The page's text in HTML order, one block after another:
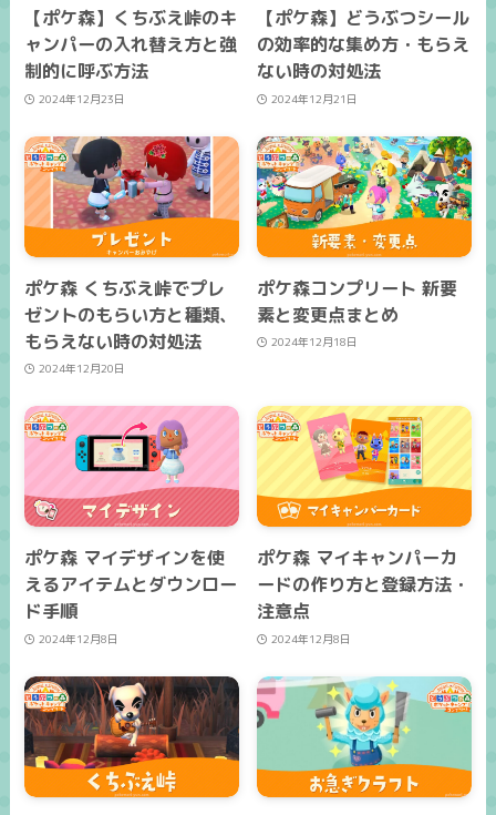
【ポケ森】くちぶえ峠のキ
ャンパーの入れ替え方と強
制的に呼ぶ方法
2024年12月23日
【ポケ森】どうぶつシール
の効率的な集め方・もらえ
ない時の対処法
2024年12月21日
ポケ森 くちぶえ峠でプレ
ゼントのもらい方と種類、
もらえない時の対処法
2024年12月20日
ポケ森コンプリート 新要
素と変更点まとめ
2024年12月18日
ポケ森 マイデザインを使
えるアイテムとダウンロー
ド手順
2024年12月8日
ポケ森 マイキャンパーカ
ードの作り方と登録方法・
注意点
2024年12月8日